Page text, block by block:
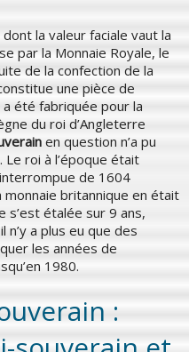
la valeur faciale vaut la
par la Monnaie Royale, le
de la confection de la
une pièce de
été fabriquée pour la
du roi d’Angleterre
en question n’a pu
roi à l’époque était
de 1604
monnaie britannique en était
s’est étalée sur 9 ans,
a plus eu que des
les années de
1980.
: